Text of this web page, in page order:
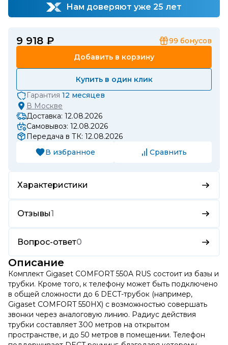
Нам доверяют уже 25 лет
9 918 ₽ 99 бонусов
Добавить в корзину
Купить в один клик
Гарантия 12 месяцев
В Москве
Доставка: 12.08.2026
Самовывоз: 12.08.2026
Передача в ТК: 12.08.2026
В избранное
Сравнить
Характеристики
Отзывы1
Вопрос-ответ0
Описание
Комплект Gigaset COMFORT 550A RUS состоит из базы и
трубки. Кроме того, к телефону может быть подключено
в общей сложности до 6 DECT-трубок (например,
Gigaset COMFORT 550HX) с возможностью совершать
звонки через аналоговую линию. Радиус действия
трубки составляет 300 метров на открытом
пространстве, и до 50 метров в помещении. Телефон